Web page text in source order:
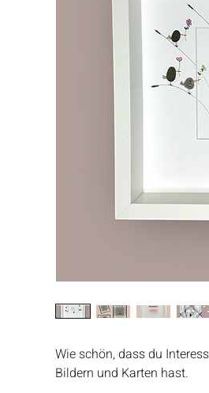
Wie schön, dass du
Bildern und Karten hast.